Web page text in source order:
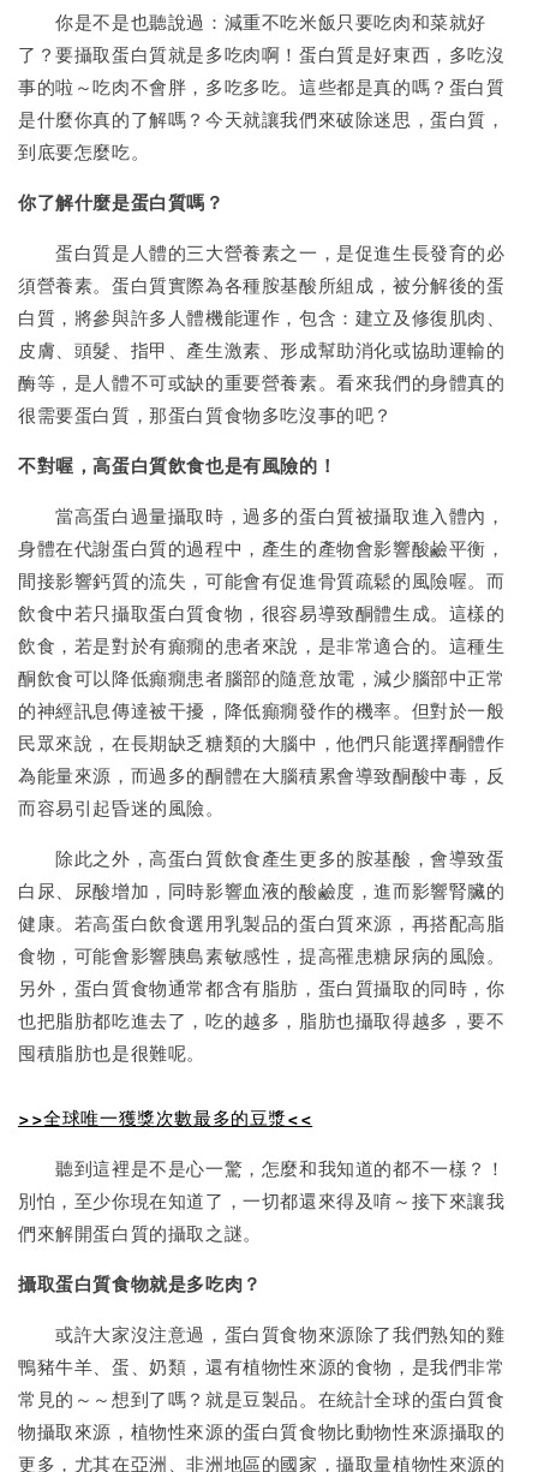
你是不是也聽說過：減重不吃米飯只要吃肉和菜就好
了？要攝取蛋白質就是多吃肉啊！蛋白質是好東西，多吃沒
事的啦～吃肉不會胖，多吃多吃。這些都是真的嗎？蛋白質
是什麼你真的了解嗎？今天就讓我們來破除迷思，蛋白質，
到底要怎麼吃。
你了解什麼是蛋白質嗎？
蛋白質是人體的三大營養素之一，是促進生長發育的必
須營養素。蛋白質實際為各種胺基酸所組成，被分解後的蛋
白質，將參與許多人體機能運作，包含：建立及修復肌肉、
皮膚、頭髮、指甲、產生激素、形成幫助消化或協助運輸的
酶等，是人體不可或缺的重要營養素。看來我們的身體真的
很需要蛋白質，那蛋白質食物多吃沒事的吧？
不對喔，高蛋白質飲食也是有風險的！
當高蛋白過量攝取時，過多的蛋白質被攝取進入體內，
身體在代謝蛋白質的過程中，產生的產物會影響酸鹼平衡，
間接影響鈣質的流失，可能會有促進骨質疏鬆的風險喔。而
飲食中若只攝取蛋白質食物，很容易導致酮體生成。這樣的
飲食，若是對於有癲癇的患者來說，是非常適合的。這種生
酮飲食可以降低癲癇患者腦部的隨意放電，減少腦部中正常
的神經訊息傳達被干擾，降低癲癇發作的機率。但對於一般
民眾來說，在長期缺乏糖類的大腦中，他們只能選擇酮體作
為能量來源，而過多的酮體在大腦積累會導致酮酸中毒，反
而容易引起昏迷的風險。
除此之外，高蛋白質飲食產生更多的胺基酸，會導致蛋
白尿、尿酸增加，同時影響血液的酸鹼度，進而影響腎臟的
健康。若高蛋白飲食選用乳製品的蛋白質來源，再搭配高脂
食物，可能會影響胰島素敏感性，提高罹患糖尿病的風險。
另外，蛋白質食物通常都含有脂肪，蛋白質攝取的同時，你
也把脂肪都吃進去了，吃的越多，脂肪也攝取得越多，要不
囤積脂肪也是很難呢。
>>全球唯一獲獎次數最多的豆漿<<
聽到這裡是不是心一驚，怎麼和我知道的都不一樣？！
別怕，至少你現在知道了，一切都還來得及唷～接下來讓我
們來解開蛋白質的攝取之謎。
攝取蛋白質食物就是多吃肉？
或許大家沒注意過，蛋白質食物來源除了我們熟知的雞
鴨豬牛羊、蛋、奶類，還有植物性來源的食物，是我們非常
常見的～～想到了嗎？就是豆製品。在統計全球的蛋白質食
物攝取來源，植物性來源的蛋白質食物比動物性來源攝取的
更多，尤其在亞洲、非洲地區的國家，攝取量植物性來源的